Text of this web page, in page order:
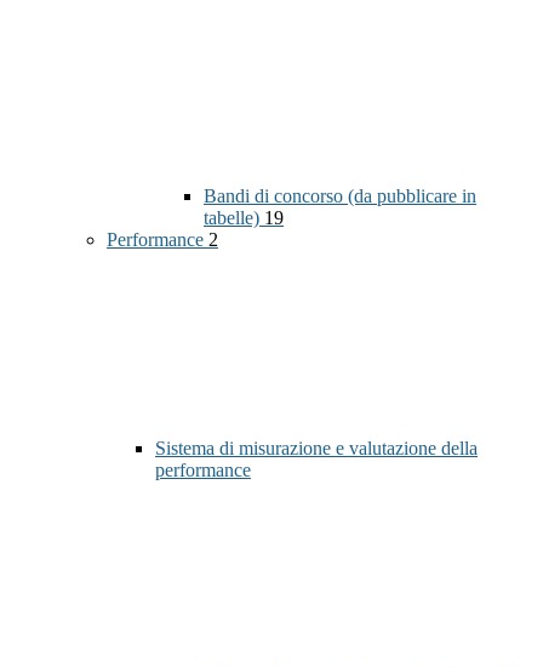
Bandi di concorso (da pubblicare in
tabelle) 19
Performance 2
Sistema di misurazione e valutazione della
performance